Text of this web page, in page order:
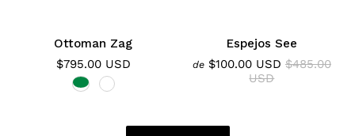
Ottoman Zag
$795.00 USD
Espejos See
de $100.00 USD $485.00
USD